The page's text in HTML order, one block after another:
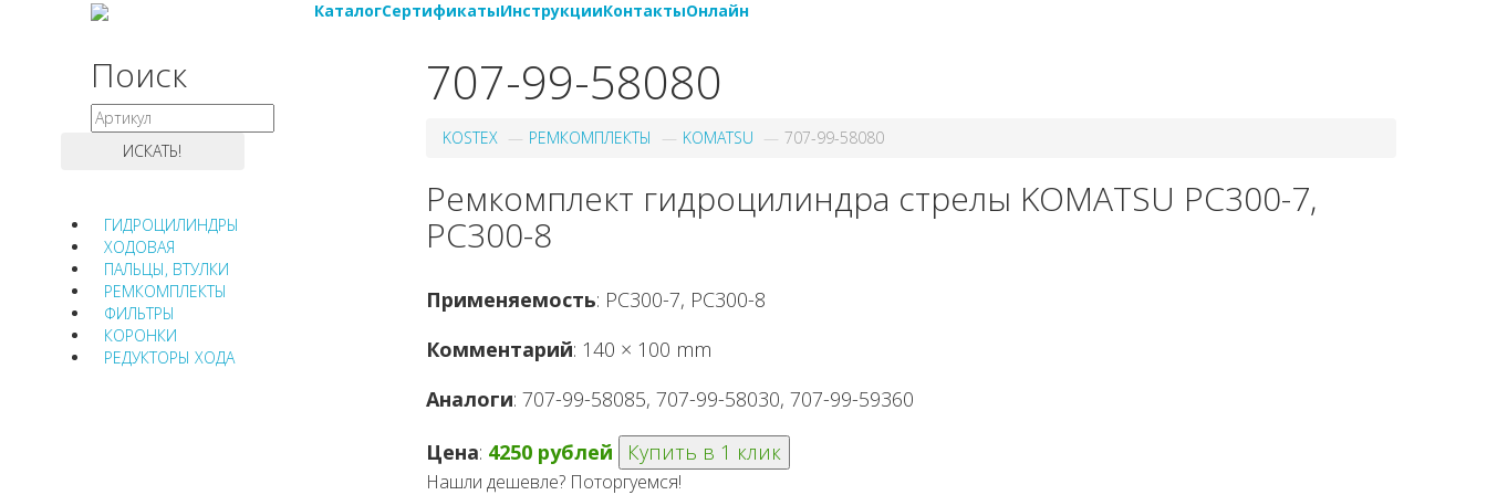
КаталогСертификатыИнструкцииКонтактыОнлайн
Поиск
ГИДРОЦИЛИНДРЫ
ХОДОВАЯ
ПАЛЬЦЫ, ВТУЛКИ
РЕМКОМПЛЕКТЫ
ФИЛЬТРЫ
КОРОНКИ
РЕДУКТОРЫ ХОДА
707-99-58080
KOSTEX РЕМКОМПЛЕКТЫ KOMATSU 707-99-58080
Ремкомплект гидроцилиндра стрелы KOMATSU PC300-7,
PC300-8
Применяемость: PC300-7, PC300-8
Комментарий: 140 × 100 mm
Аналоги: 707-99-58085, 707-99-58030, 707-99-59360
Цена: 4250 рублей Купить в 1 клик
Нашли дешевле? Поторгуемся!